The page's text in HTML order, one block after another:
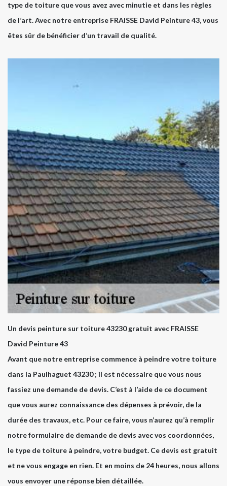
type de toiture que vous avez avec minutie et dans les règles
de l’art. Avec notre entreprise FRAISSE David Peinture 43, vous
êtes sûr de bénéficier d’un travail de qualité.
Un devis peinture sur toiture 43230 gratuit avec FRAISSE
David Peinture 43
Avant que notre entreprise commence à peindre votre toiture
dans la Paulhaguet 43230 ; il est nécessaire que vous nous
fassiez une demande de devis. C’est à l’aide de ce document
que vous aurez connaissance des dépenses à prévoir, de la
durée des travaux, etc. Pour ce faire, vous n’aurez qu’à remplir
notre formulaire de demande de devis avec vos coordonnées,
le type de toiture à peindre, votre budget. Ce devis est gratuit
et ne vous engage en rien. Et en moins de 24 heures, nous allons
vous envoyer une réponse bien détaillée.